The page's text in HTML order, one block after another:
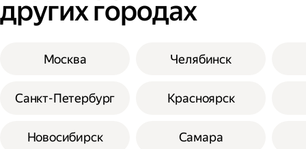
других городах
Москва
Санкт-Петербург
Новосибирск
Челябинск
Красноярск
Самара